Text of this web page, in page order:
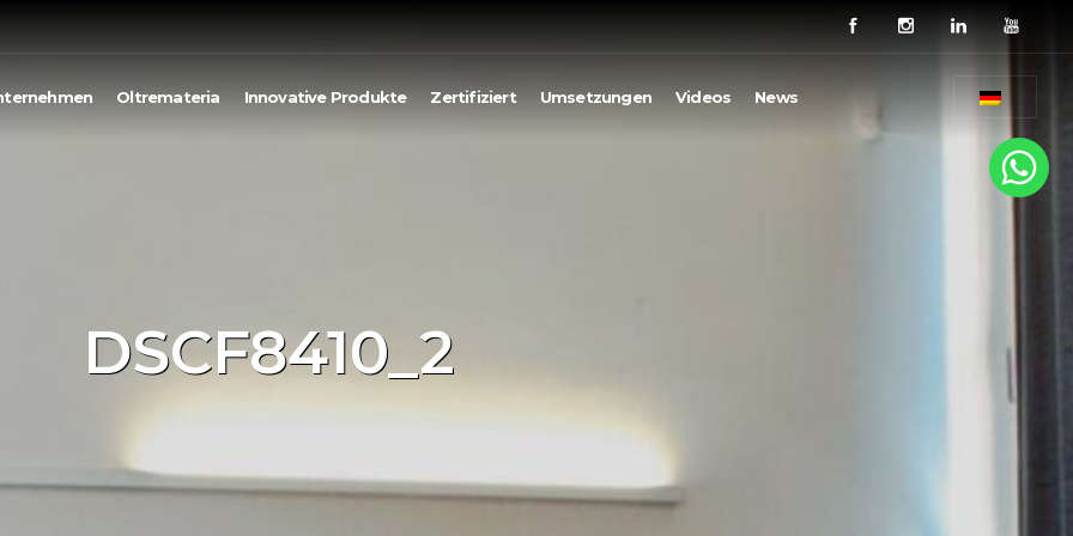
Oltremateria Innovative Produkte Zertifiziert Umsetzungen Videos News
DSCF8410_2